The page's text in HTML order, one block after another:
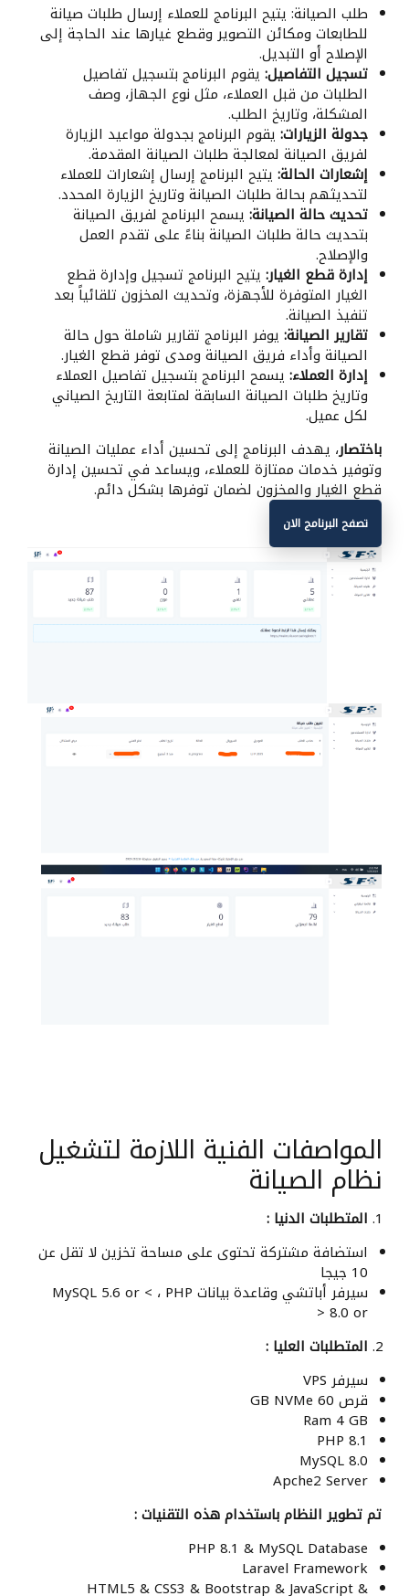
طلب الصيانة: يتيح البرنامج للعملاء إرسال طلبات صيانة
للطابعات ومكائن التصوير وقطع غيارها عند الحاجة إلى
الإصلاح أو التبديل.
تسجيل التفاصيل: يقوم البرنامج بتسجيل تفاصيل
الطلبات من قبل العملاء، مثل نوع الجهاز، وصف
المشكلة، وتاريخ الطلب.
جدولة الزيارات: يقوم البرنامج بجدولة مواعيد الزيارة
لفريق الصيانة لمعالجة طلبات الصيانة المقدمة.
إشعارات الحالة: يتيح البرنامج إرسال إشعارات للعملاء
لتحديثهم بحالة طلبات الصيانة وتاريخ الزيارة المحدد.
تحديث حالة الصيانة: يسمح البرنامج لفريق الصيانة
بتحديث حالة طلبات الصيانة بناءً على تقدم العمل
والإصلاح.
إدارة قطع الغيار: يتيح البرنامج تسجيل وإدارة قطع
الغيار المتوفرة للأجهزة، وتحديث المخزون تلقائياً بعد
تنفيذ الصيانة.
تقارير الصيانة: يوفر البرنامج تقارير شاملة حول حالة
الصيانة وأداء فريق الصيانة ومدى توفر قطع الغيار.
إدارة العملاء: يسمح البرنامج بتسجيل تفاصيل العملاء
وتاريخ طلبات الصيانة السابقة لمتابعة التاريخ الصياني
لكل عميل.
باختصار، يهدف البرنامج إلى تحسين أداء عمليات الصيانة
وتوفير خدمات ممتازة للعملاء، ويساعد في تحسين إدارة
قطع الغيار والمخزون لضمان توفرها بشكل دائم.
تصفح البرنامج الان
المواصفات الفنية اللازمة لتشغيل
نظام الصيانة
المتطلبات الدنيا :
استضافة مشتركة تحتوى على مساحة تخزين لا تقل عن
10 جيجا
سيرفر أباتشي وقاعدة بيانات MySQL 5.6 or < ، PHP
8.0 or <
المتطلبات العليا :
سيرفر VPS
قرص 60 GB NVMe
Ram 4 GB
PHP 8.1
MySQL 8.0
Apche2 Server
تم تطوير النظام باستخدام هذه التقنيات:
PHP 8.1 & MySQL Database
Laravel Framework
HTML5 & CSS3 & Bootstrap & JavaScript &